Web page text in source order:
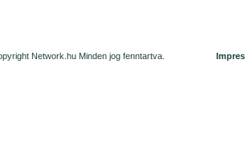
Network.hu Minden jog fenntartva.